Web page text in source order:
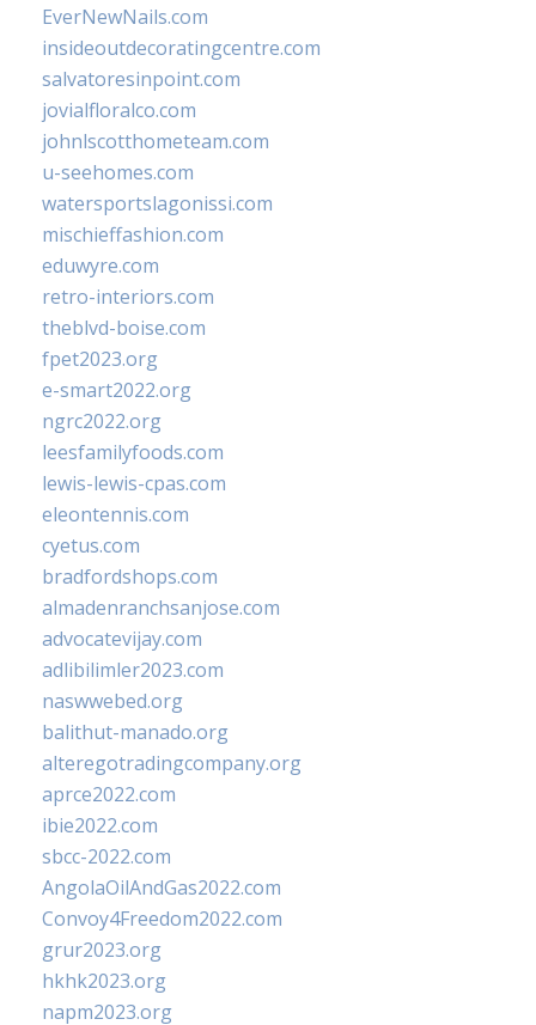
EverNewNails.com
insideoutdecoratingcentre.com
salvatoresinpoint.com
jovialfloralco.com
johnlscotthometeam.com
u-seehomes.com
watersportslagonissi.com
mischieffashion.com
eduwyre.com
retro-interiors.com
theblvd-boise.com
fpet2023.org
e-smart2022.org
ngrc2022.org
leesfamilyfoods.com
lewis-lewis-cpas.com
eleontennis.com
cyetus.com
bradfordshops.com
almadenranchsanjose.com
advocatevijay.com
adlibilimler2023.com
naswwebed.org
balithut-manado.org
alteregotradingcompany.org
aprce2022.com
ibie2022.com
sbcc-2022.com
AngolaOilAndGas2022.com
Convoy4Freedom2022.com
grur2023.org
hkhk2023.org
napm2023.org